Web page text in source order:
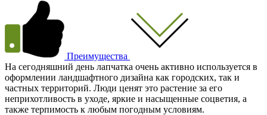
Преимущества
На сегодняшний день лапчатка очень активно используется в
оформлении ландшафтного дизайна как городских, так и
частных территорий. Люди ценят это растение за его
неприхотливость в уходе, яркие и насыщенные соцветия, а
также терпимость к любым погодным условиям.